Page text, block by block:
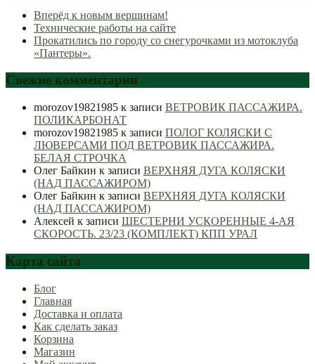
Вперёд к новым вершинам!
Технические работы на сайте
Прокатились по городу со снегурочками из мотоклуба
«Пантеры».
Свежие комментарии
morozov19821985 к записи ВЕТРОВИК ПАССАЖИРА.
ПОЛИКАРБОНАТ
morozov19821985 к записи ПОЛОГ КОЛЯСКИ С
ЛЮВЕРСАМИ ПОД ВЕТРОВИК ПАССАЖИРА.
БЕЛАЯ СТРОЧКА
Олег Байкин к записи ВЕРХНЯЯ ДУГА КОЛЯСКИ
(НАД ПАССАЖИРОМ)
Олег Байкин к записи ВЕРХНЯЯ ДУГА КОЛЯСКИ
(НАД ПАССАЖИРОМ)
Алексей к записи ШЕСТЕРНИ УСКОРЕННЫЕ 4-АЯ
СКОРОСТЬ. 23/23 (КОМПЛЕКТ) КПП УРАЛ
Карта сайта
Блог
Главная
Доставка и оплата
Как сделать заказ
Корзина
Магазин